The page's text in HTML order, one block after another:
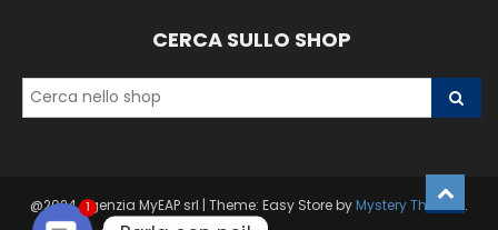
CERCA SULLO SHOP
@2024 Agenzia MyEAP srl | Theme: Easy Store by Mystery Themes .
1